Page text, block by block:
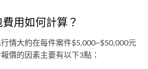
用如何計算？
情大約在每件案件$5,000~$50,000元
價的因素主要有以下3點：